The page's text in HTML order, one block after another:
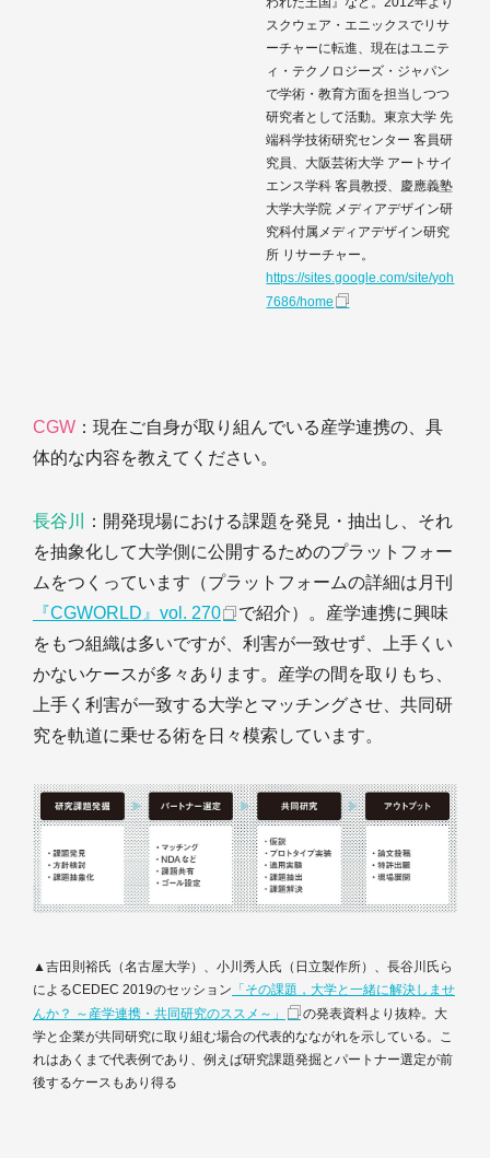
スクウェア・エニックスでリサ
ーチャーに転進、現在はユニテ
ィ・テクノロジーズ・ジャパン
で学術・教育方面を担当しつつ
研究者として活動。東京大学 先
端科学技術研究センター 客員研
究員、大阪芸術大学 アートサイ
エンス学科 客員教授、慶應義塾
大学大学院 メディアデザイン研
究科付属メディアデザイン研究
所 リサーチャー。
https://sites.google.com/site/yoh
7686/home
CGW ：現在ご自身が取り組んでいる産学連携の、具
体的な内容を教えてください。
長谷川
：開発現場における課題を発見・抽出し、それ
を抽象化して大学側に公開するためのプラットフォー
ムをつくっています（プラットフォームの詳細は月刊
『CGWORLD』vol. 270
で紹介）。産学連携に興味
をもつ組織は多いですが、利害が一致せず、上手くい
かないケースが多々あります。産学の間を取りもち、
上手く利害が一致する大学とマッチングさせ、共同研
究を軌道に乗せる術を日々模索しています。
▲吉田則裕氏（名古屋大学）、小川秀人氏（日立製作所）、長谷川氏ら
によるCEDEC 2019のセッション 「その課題，大学と一緒に解決しませ
んか？ ～産学連携・共同研究のススメ～」
の発表資料より抜粋。大
学と企業が共同研究に取り組む場合の代表的なながれを示している。こ
れはあくまで代表例であり、例えば研究課題発掘とパートナー選定が前
後するケースもあり得る